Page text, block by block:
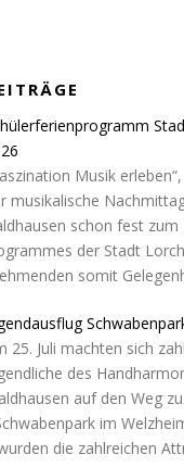
Musik
musikalische
schon fest
der Stadt
somit
25. Juli machten sich
des
auf den Weg
im
die zahlreichen